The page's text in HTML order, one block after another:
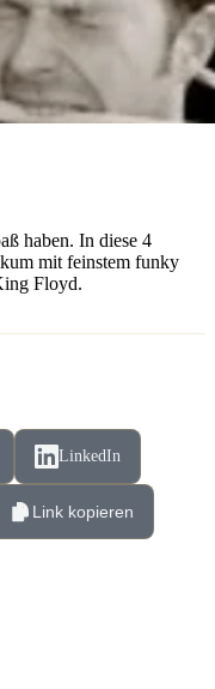
haben. In diese 4
mit feinstem funky
Floyd.
LinkedIn
Link kopieren